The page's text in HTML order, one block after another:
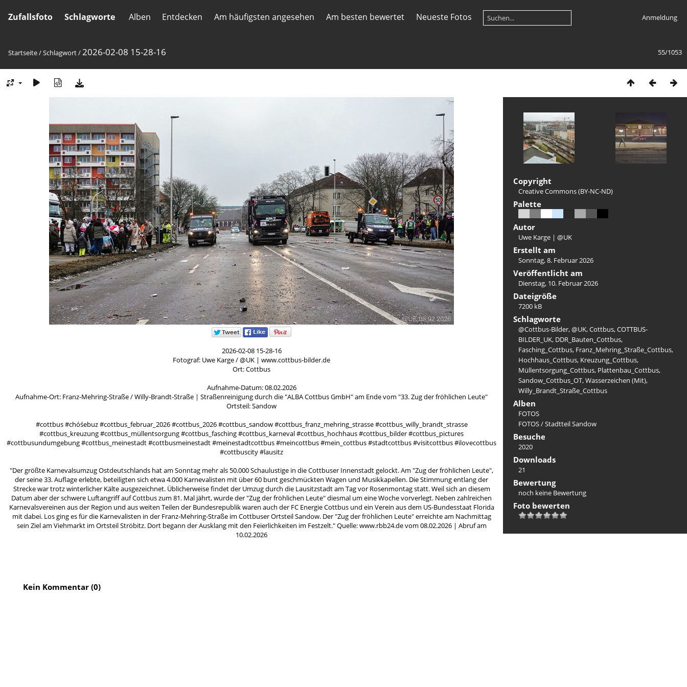
Zufallsfoto Schlagworte Alben Entdecken Am häufigsten angesehen Am besten bewertet Neueste Fotos Anmeldung
55/1053
Startseite/Schlagwort/2026-02-08 15-28-16
2026-02-08 15-28-16
Fotograf: Uwe Karge / @UK | www.cottbus-bilder.de
Ort: Cottbus
Aufnahme-Datum: 08.02.2026
Aufnahme-Ort: Franz-Mehring-Straße / Willy-Brandt-Straße | Straßenreinigung durch die "ALBA Cottbus GmbH" am Ende vom "33. Zug der fröhlichen Leute"
Ortsteil: Sandow
#cottbus #chóśebuz #cottbus_februar_2026 #cottbus_2026 #cottbus_sandow #cottbus_franz_mehring_strasse #cottbus_willy_brandt_strasse
#cottbus_kreuzung #cottbus_müllentsorgung #cottbus_fasching #cottbus_karneval #cottbus_hochhaus #cottbus_bilder #cottbus_pictures
#cottbusundumgebung #cottbus_meinestadt #cottbusmeinestadt #meinestadtcottbus #meincottbus #mein_cottbus #stadtcottbus #visitcottbus #ilovecottbus
#cottbuscity #lausitz
"Der größte Karnevalsumzug Ostdeutschlands hat am Sonntag mehr als 50.000 Schaulustige in die Cottbuser Innenstadt gelockt. Am "Zug der fröhlichen Leute",
der seine 33. Auflage erlebte, beteiligten sich etwa 4.000 Karnevalisten mit über 60 bunt geschmückten Wagen und Musikkapellen. Die Stimmung entlang der
Strecke war trotz winterlicher Kälte ausgezeichnet. Üblicherweise findet der Umzug durch die Lausitzstadt am Tag vor Rosenmontag statt. Weil sich an diesem
Datum aber der schwere Luftangriff auf Cottbus zum 81. Mal jährt, wurde der "Zug der fröhlichen Leute" diesmal um eine Woche vorverlegt. Neben zahlreichen
Karnevalsvereinen aus der Region und aus weiten Teilen der Bundesrepublik waren auch der FC Energie Cottbus und ein Verein aus dem US-Bundesstaat Florida
mit dabei. Los ging es für die Karnevalisten in der Franz-Mehring-Straße im Cottbuser Ortsteil Sandow. Der "Zug der fröhlichen Leute" erreichte am Nachmittag
sein Ziel am Viehmarkt im Ortsteil Ströbitz. Dort begann der Ausklang mit den Feierlichkeiten im Festzelt." Quelle: www.rbb24.de vom 08.02.2026 | Abruf am
10.02.2026
Copyright
Creative Commons (BY-NC-ND)
Palette
Autor
Uwe Karge | @UK
Erstellt am
Sonntag, 8. Februar 2026
Veröffentlicht am
Dienstag, 10. Februar 2026
Dateigröße
7200 kB
Schlagworte
@Cottbus-Bilder,@UK,Cottbus,COTTBUS-
BILDER_UK, DDR_Bauten_Cottbus,
Fasching_Cottbus, Franz_Mehring_Straße_Cottbus,
Hochhaus_Cottbus, Kreuzung_Cottbus,
Müllentsorgung_Cottbus, Plattenbau_Cottbus,
Sandow_Cottbus_OT,Wasserzeichen (Mit),
Willy_Brandt_Straße_Cottbus
Alben
FOTOS
FOTOS/Stadtteil Sandow
Besuche
2020
Downloads
21
Bewertung
noch keine Bewertung
Foto bewerten
Kein Kommentar (0)